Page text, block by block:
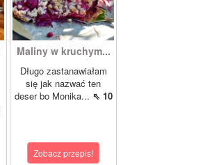
Maliny w kruchym...
Długo zastanawiałam
się jak nazwać ten
deser bo Monika... ⇖ 10
Zobacz przepis!